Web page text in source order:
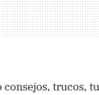
trucos,